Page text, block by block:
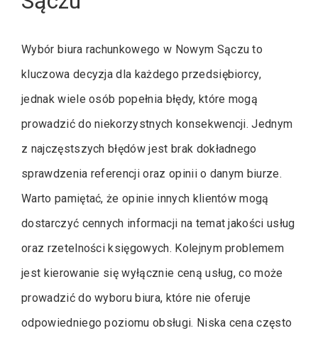
Wybór biura rachunkowego w Nowym Sączu to
kluczowa decyzja dla każdego przedsiębiorcy,
jednak wiele osób popełnia błędy, które mogą
prowadzić do niekorzystnych konsekwencji. Jednym
z najczęstszych błędów jest brak dokładnego
sprawdzenia referencji oraz opinii o danym biurze.
Warto pamiętać, że opinie innych klientów mogą
dostarczyć cennych informacji na temat jakości usług
oraz rzetelności księgowych. Kolejnym problemem
jest kierowanie się wyłącznie ceną usług, co może
prowadzić do wyboru biura, które nie oferuje
odpowiedniego poziomu obsługi. Niska cena często